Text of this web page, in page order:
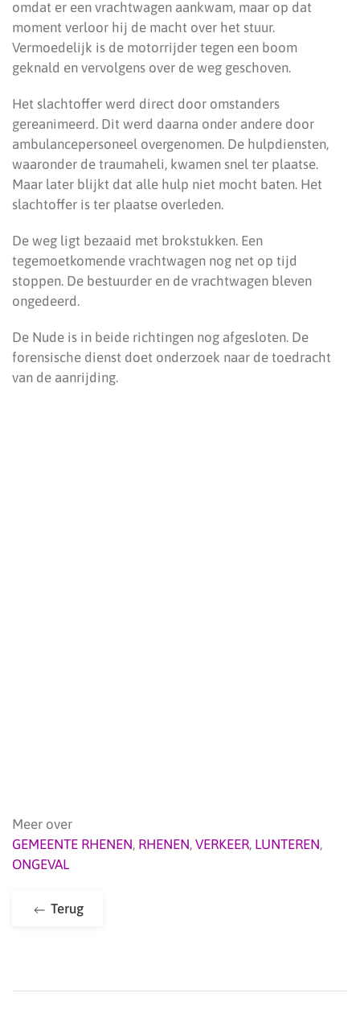
omdat er een vrachtwagen aankwam, maar op dat
moment verloor hij de macht over het stuur.
Vermoedelijk is de motorrijder tegen een boom
geknald en vervolgens over de weg geschoven.
Het slachtoffer werd direct door omstanders
gereanimeerd. Dit werd daarna onder andere door
ambulancepersoneel overgenomen. De hulpdiensten,
waaronder de traumaheli, kwamen snel ter plaatse.
Maar later blijkt dat alle hulp niet mocht baten. Het
slachtoffer is ter plaatse overleden.
De weg ligt bezaaid met brokstukken. Een
tegemoetkomende vrachtwagen nog net op tijd
stoppen. De bestuurder en de vrachtwagen bleven
ongedeerd.
De Nude is in beide richtingen nog afgesloten. De
forensische dienst doet onderzoek naar de toedracht
van de aanrijding.
Meer over
GEMEENTE RHENEN, RHENEN, VERKEER, LUNTEREN,
ONGEVAL
Terug